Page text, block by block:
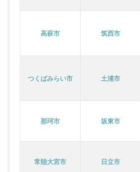
高萩市 筑西市
つくばみらい市 土浦市
那珂市 坂東市
常陸大宮市 日立市